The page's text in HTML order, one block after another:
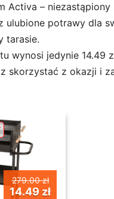
Activa –
ulubione potrawy dla
tarasie.
wynosi jedynie 14.49
skorzystać z okazji i
279.00 zł
14.49 zł